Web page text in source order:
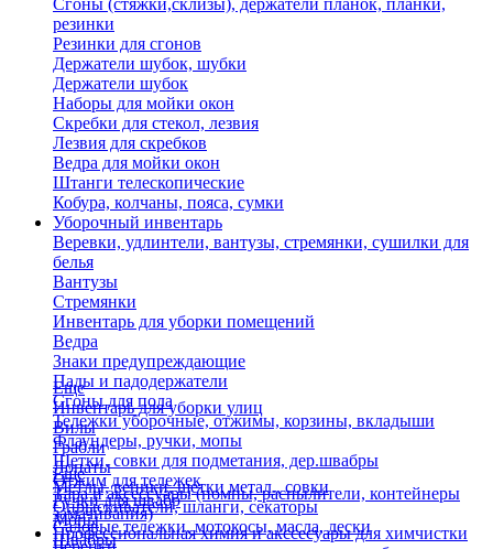
Сгоны (стяжки,склизы), держатели планок, планки,
резинки
Резинки для сгонов
Держатели шубок, шубки
Держатели шубок
Наборы для мойки окон
Скребки для стекол, лезвия
Лезвия для скребков
Ведра для мойки окон
Штанги телескопические
Кобура, колчаны, пояса, сумки
Уборочный инвентарь
Веревки, удлинтели, вантузы, стремянки, сушилки для
белья
Вантузы
Стремянки
Инвентарь для уборки помещений
Ведра
Знаки предупреждающие
Пады и падодержатели
Сгоны для пола
Тележки уборочные, отжимы, корзины, вкладыши
Флаундеры, ручки, мопы
Щетки, совки для подметания, дер.швабры
Отжим для тележек
Ручки для швабр
Мопы
Швабры
Еще
Инвентарь для уборки улиц
Вилы
Грабли
Лопаты
Метлы, веники, щетки метал., совки
Опрыскиватели, шланги, секаторы
Садовые тележки, мотокосы, масла, лески
Еще
Тара и аксессуары (помпы, распылители, контейнеры
замачивания)
Профессиональная химия и акссесуары для химчистки